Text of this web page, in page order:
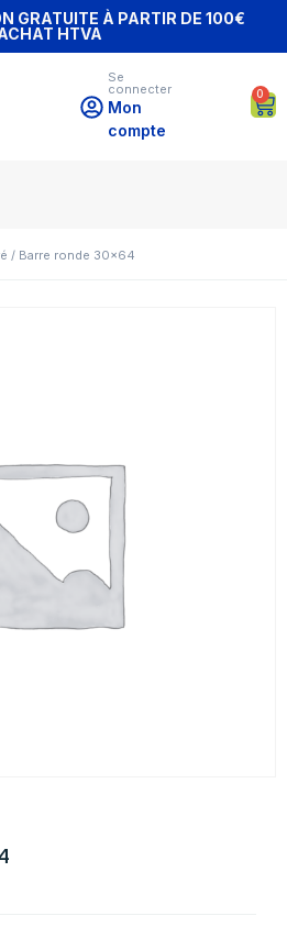
GRATUITE À PARTIR DE 100€
HTVA
Se
connecter
Mon
compte
0
/ Barre ronde 30×64